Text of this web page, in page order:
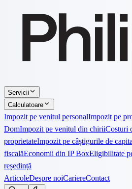
Servicii
Calculatoare
Impozit pe venitul personalImpozit pe
DomImpozit pe venitul din chiriiCosturi
proprietateImpozit pe câștigurile de
fiscalăEconomii din IP BoxEligibilitate
reședință
ArticoleDespre noiCariereContact